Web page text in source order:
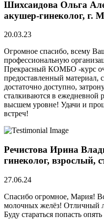
Шихсаидова Ольга
акушер-гинеколог, г.
20.03.23
Огромное спасибо, всему
профессиональную
Прекрасный КОМБО -курс
предоставленный материал,
достаточно доступно,
сталкиваются в ежедневной
высшем уровне! Удачи и
встреч!
Речистова Ирина
гинеколог, взрослый,
27.06.24
Спасибо огромное, Мария!
молочных желёз! Отличный
Буду стараться попасть